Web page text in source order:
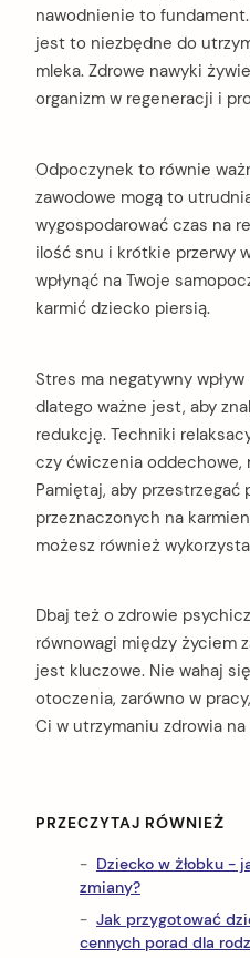
nawodnienie to fundament.
jest to niezbędne do
mleka. Zdrowe nawyki
organizm w regeneracji i
Odpoczynek to równie
zawodowe mogą to
wygospodarować czas na
ilość snu i krótkie przerwy
wpłynąć na Twoje
karmić dziecko piersią.
Stres ma negatywny
dlatego ważne jest, aby
redukcję. Techniki
czy ćwiczenia oddechowe,
Pamiętaj, aby przestrzegać
przeznaczonych na
możesz również
Dbaj też o zdrowie
równowagi między życiem
jest kluczowe. Nie wahaj
otoczenia, zarówno w
Ci w utrzymaniu zdrowia
PRZECZYTAJ RÓWNIEŻ
Dziecko w żłobku -
zmiany?
Jak przygotować
cennych porad dla